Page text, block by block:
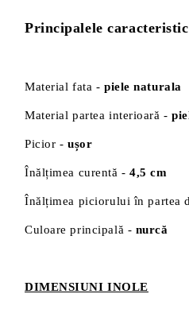
Principalele
Material fata - piele naturala
Material partea interioară -
Picior -ușor
Înălțimea curentă -4,5 cm
Înălțimea piciorului în partea
Culoare principală - nurcă
DIMENSIUNI INOLE